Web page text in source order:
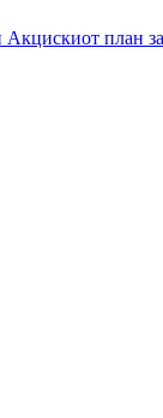
Акцискиот план